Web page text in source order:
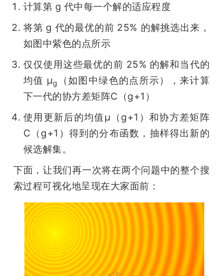
计算第 g 代中每一个解的适应程度
将第 g 代的最优的前 25% 的解挑选出来，
如图中紫色的点所示
仅仅使用这些最优的前 25% 的解和当代的
均值 μg
（如图中绿色的点所示），来计算
下一代的协方差矩阵C（g+1）
使用更新后的均值μ（g+1）和协方差矩阵
C（g+1）得到的分布函数，抽样得出新的
候选解集。
下面，让我们再一次将在两个问题中的整个搜
索过程可视化地呈现在大家面前：